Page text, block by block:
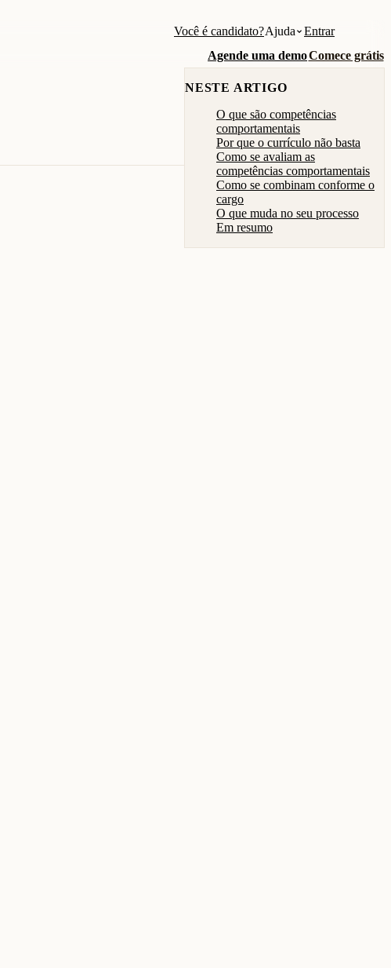
Você é candidato?Ajuda
Entrar
Agende uma demoComece grátis
NESTE ARTIGO
O que são competências
comportamentais
Por que o currículo não basta
Como se avaliam as
competências comportamentais
Como se combinam conforme o
cargo
O que muda no seu processo
Em resumo